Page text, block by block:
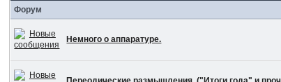
Форум
Немного о аппаратуре.